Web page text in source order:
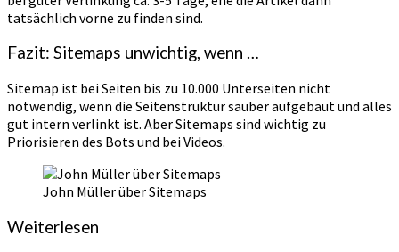
tatsächlich vorne zu finden sind.
Fazit: Sitemaps unwichtig, wenn …
Sitemap ist bei Seiten bis zu 10.000 Unterseiten nicht
notwendig, wenn die Seitenstruktur sauber aufgebaut und alles
gut intern verlinkt ist. Aber Sitemaps sind wichtig zu
Priorisieren des Bots und bei Videos.
John Müller über Sitemaps
Weiterlesen